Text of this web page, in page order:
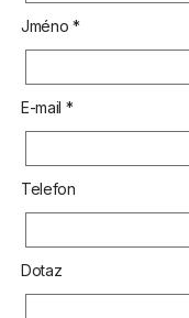
Jméno *
E-mail *
Telefon
Dotaz